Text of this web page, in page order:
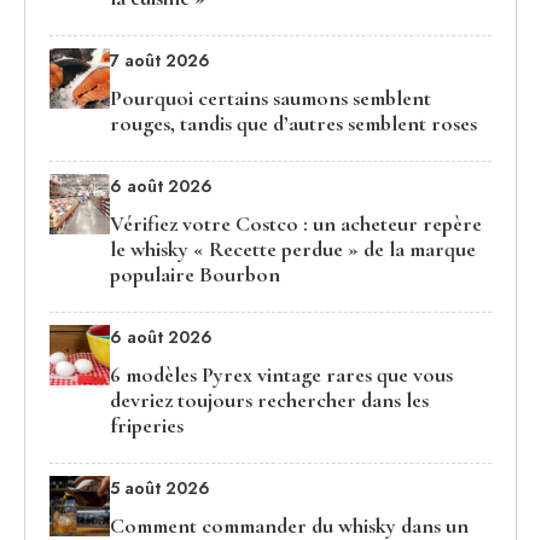
7 août 2026
Pourquoi certains saumons semblent
rouges, tandis que d’autres semblent roses
6 août 2026
Vérifiez votre Costco : un acheteur repère
le whisky « Recette perdue » de la marque
populaire Bourbon
6 août 2026
6 modèles Pyrex vintage rares que vous
devriez toujours rechercher dans les
friperies
5 août 2026
Comment commander du whisky dans un